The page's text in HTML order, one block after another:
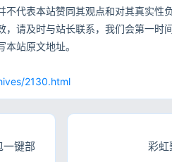
代表本站赞同其观点和对其真实性负
请及时与站长联系，我们会第一时间
站原文地址。
2130.html
键部
彩虹